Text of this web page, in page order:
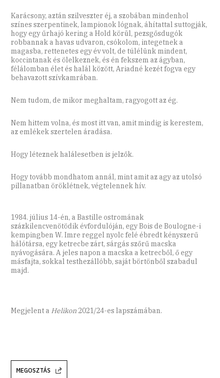
Karácsony, aztán szilveszter éj, a szobában mindenhol
színes szerpentinek, lampionok lógnak, áhítattal suttogják,
hogy egy űrhajó kering a Hold körül, pezsgősdugók
robbannak a havas udvaron, csókolom, integetnek a
magasba, rettenetes egy év volt, de túlélünk mindent,
koccintanak és ölelkeznek, és én fekszem az ágyban,
félálomban élet és halál között, Ariadné kezét fogva egy
behavazott szívkamrában.
Nem tudom, de mikor meghaltam, ragyogott az ég.
Nem hittem volna, és most itt van, amit mindig is kerestem,
az emlékek szertelen áradása.
Hogy léteznek halálesetben is jelzők.
Hogy tovább mondhatom annál, mint amit az agy az utolsó
pillanatban öröklétnek, végtelennek hív.
1984. július 14-én, a Bastille ostromának
százkilencvenötödik évfordulóján, egy Bois de Boulogne-i
kempingben W. Imre reggel nyolc felé ébredt kényszerű
hálótársa, egy ketrecbe zárt, sárgás szőrű macska
nyávogására. A jeles napon a macska a ketrecből, ő egy
másfajta, sokkal testhezállóbb, saját börtönből szabadul
majd.
Megjelent a Helikon2021/24-es lapszámában.
MEGOSZTÁS